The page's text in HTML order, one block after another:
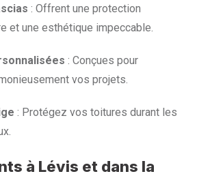
: Offrent une protection
et une esthétique impeccable.
: Conçues pour
vos projets.
: Protégez vos toitures durant les
à Lévis et dans la